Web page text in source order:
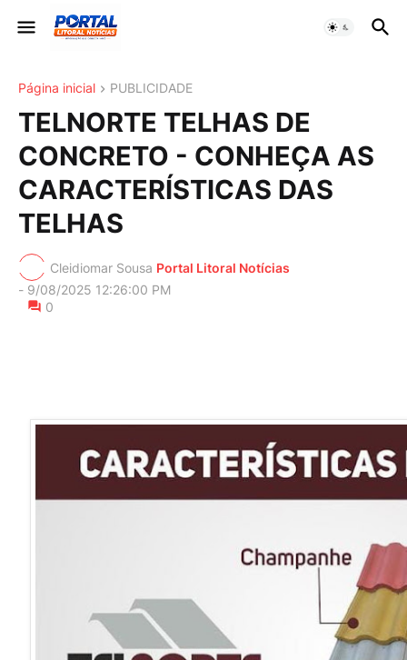
Página inicial PUBLICIDADE
TELNORTE TELHAS DE
CONCRETO - CONHEÇA AS
CARACTERÍSTICAS DAS
TELHAS
Cleidiomar Sousa Portal Litoral Notícias
- 9/08/2025 12:26:00 PM
0